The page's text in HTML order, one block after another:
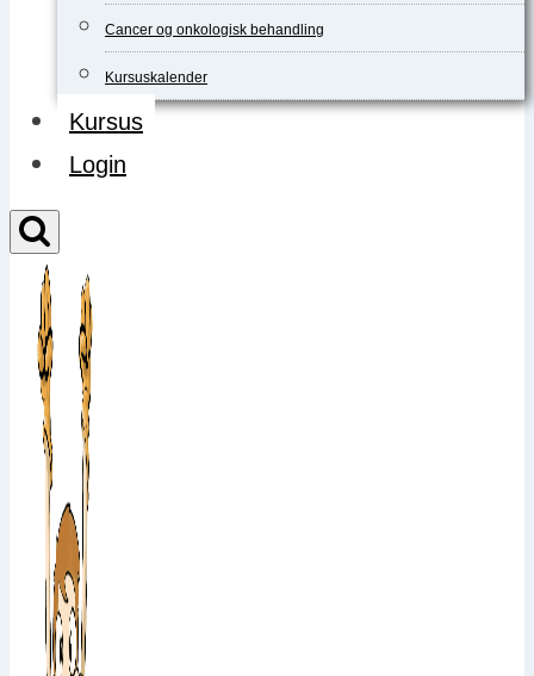
Cancer og onkologisk behandling
Kursuskalender
Kursus
Login